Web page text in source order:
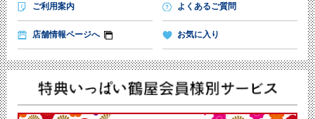
ご利用案内 よくあるご質問
店舗情報ページへ お気に入り